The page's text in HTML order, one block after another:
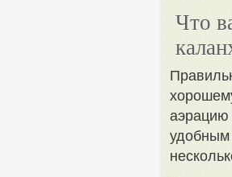
Что
аэрацию
удобным